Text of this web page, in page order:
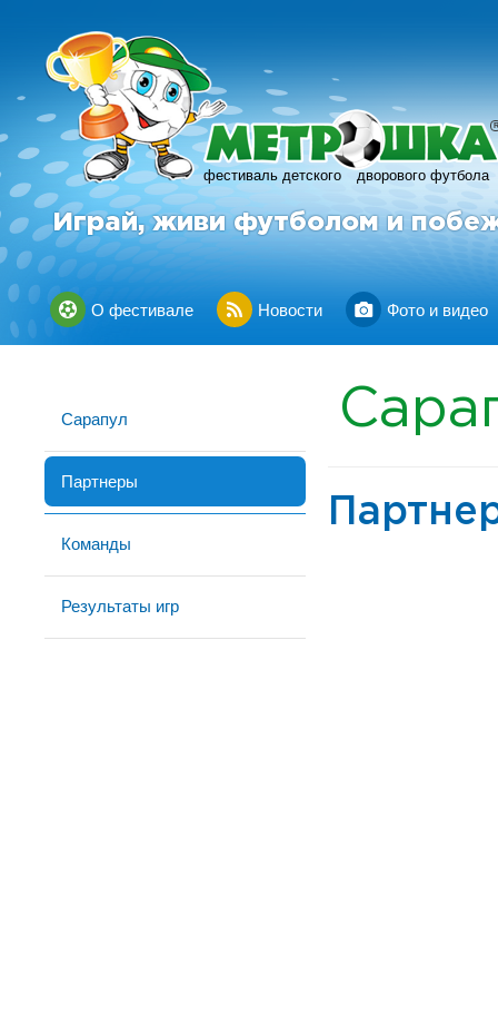
фестиваль детского дворового футбола
R
Играй, живи футболом и
О фестивале Новости Фото и видео
Сарапул
Партнеры
Команды
Результаты игр